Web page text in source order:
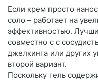
Если крем просто
соло – работает на
эффективностью.
совместно c с
джелкинга или других
второй вариант.
Поскольку гель